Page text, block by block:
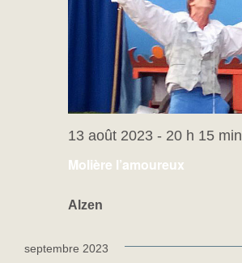
Molière l’amoureux
13 août 2023 - 20 h 15 min
Alzen
septembre 2023